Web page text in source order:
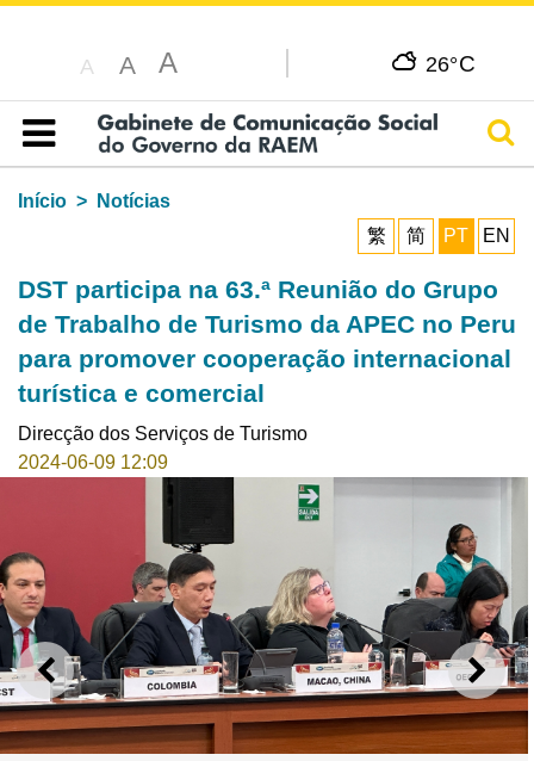
A A A 26°C
Índice
Início
Notícias
繁
简 PT EN
DST participa na 63.ª Reunião do Grupo
de Trabalho de Turismo da APEC no Peru
para promover cooperação internacional
turística e comercial
Direcção dos Serviços de Turismo
2024-06-09 12:09
ANTERIOR